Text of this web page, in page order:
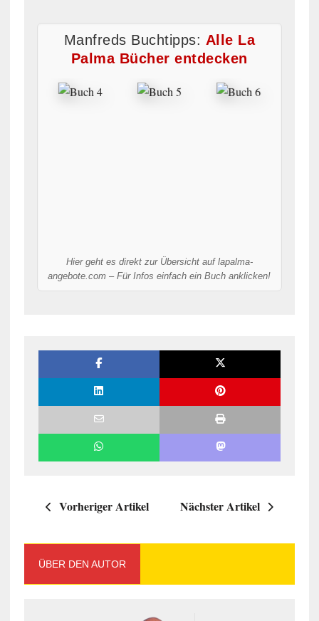
Manfreds Buchtipps: Alle La
Palma Bücher entdecken
Hier geht es direkt zur Übersicht auf lapalma-
angebote.com – Für Infos einfach ein Buch anklicken!
Vorheriger Artikel Nächster Artikel
ÜBER DEN AUTOR